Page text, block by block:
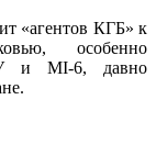
«агентов КГБ» к
особенно
и MI-6, давно